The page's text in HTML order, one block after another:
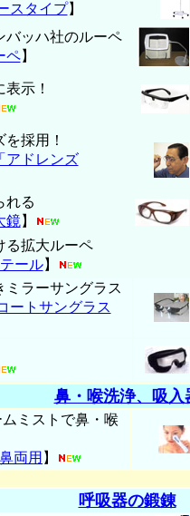
スタイプ】
バッハ社のルーペ
ペ】
示！
を採用！
アドレンズ
れる
鏡】
る拡大ルーペ
ール】
ミラーサングラス
ートサングラス
鼻・喉洗浄、吸入
ムミストで鼻・喉
両用 】
呼吸器の鍛錬